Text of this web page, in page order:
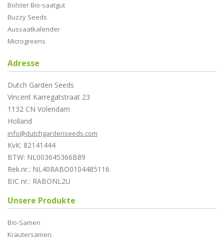
Bolster Bio-saatgut
Buzzy Seeds
Aussaatkalender
Microgreens
Adresse
Dutch Garden Seeds
Vincent Karregatstraat 23
1132 CN Volendam
Holland
info@dutchgardenseeds.com
KvK: 82141444
BTW: NL003645366B89
Rek.nr.: NL40RABO0104485116
BIC nr.: RABONL2U
Unsere Produkte
Bio-Samen
Kräutersamen